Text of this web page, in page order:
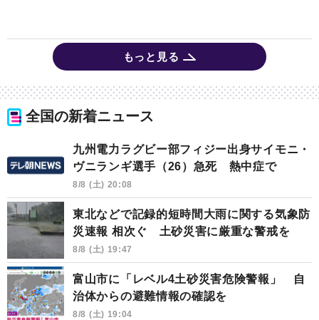
もっと見る
全国の新着ニュース
九州電力ラグビー部フィジー出身サイモニ・
ヴニランギ選手（26）急死 熱中症で
8/8 (土) 20:08
東北などで記録的短時間大雨に関する気象防
災速報 相次ぐ 土砂災害に厳重な警戒を
8/8 (土) 19:47
富山市に「レベル4土砂災害危険警報」 自
治体からの避難情報の確認を
8/8 (土) 19:04